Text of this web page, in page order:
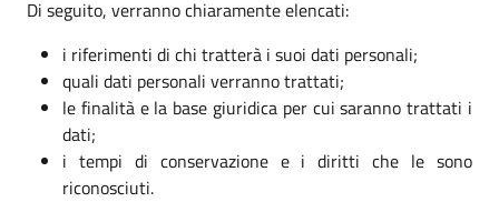
Di seguito, verranno chiaramente elencati:
i riferimenti di chi tratterà i suoi dati personali;
quali dati personali verranno trattati;
le finalità e la base giuridica per cui saranno trattati i
dati;
i tempi di conservazione e i diritti che le sono
riconosciuti.